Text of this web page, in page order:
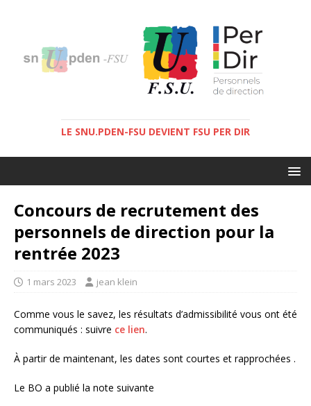
LE SNU.PDEN-FSU DEVIENT FSU PER DIR
Concours de recrutement des
personnels de direction pour la
rentrée 2023
1 mars 2023 jean klein
Comme vous le savez, les résultats d’admissibilité vous ont été
communiqués : suivre ce lien.
À partir de maintenant, les dates sont courtes et rapprochées .
Le BO a publié la note suivante